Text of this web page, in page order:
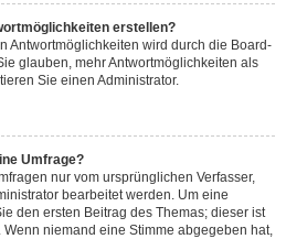
erstellen?
Antwortmöglichkeiten wird durch die Board-
glauben, mehr Antwortmöglichkeiten als
Sie einen Administrator.
Umfrage?
nur vom ursprünglichen Verfasser,
bearbeitet werden. Um eine
den ersten Beitrag des Themas; dieser ist
niemand eine Stimme abgegeben hat,